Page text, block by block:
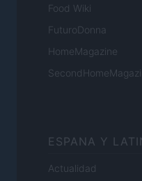
Food Wiki
FuturoDonna
HomeMagazine
ESPANA Y
Actualidad